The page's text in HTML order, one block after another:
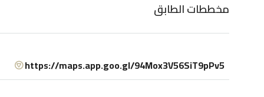
مخططات الطابق
https://maps.app.goo.gl/94Mox3V56SiT9pPv5